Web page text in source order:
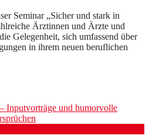
Seminar „Sicher und stark in
Ärztinnen und Ärzte und
Gelegenheit, sich umfassend über
in ihrem neuen beruflichen